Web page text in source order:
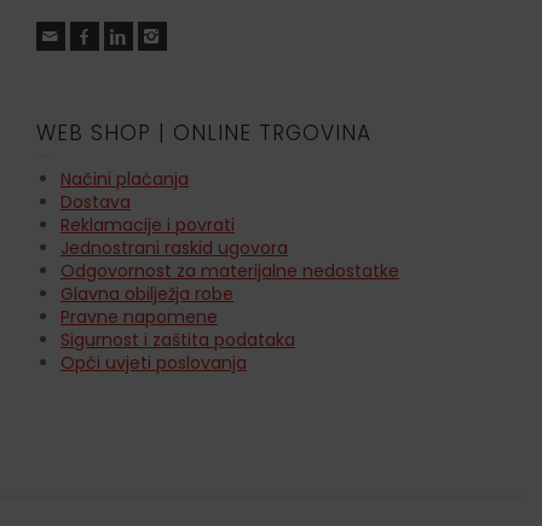
WEB SHOP | ONLINE TRGOVINA
Načini plaćanja
Dostava
Reklamacije i povrati
Jednostrani raskid ugovora
Odgovornost za materijalne nedostatke
Glavna obilježja robe
Pravne napomene
Sigurnost i zaštita podataka
Opći uvjeti poslovanja